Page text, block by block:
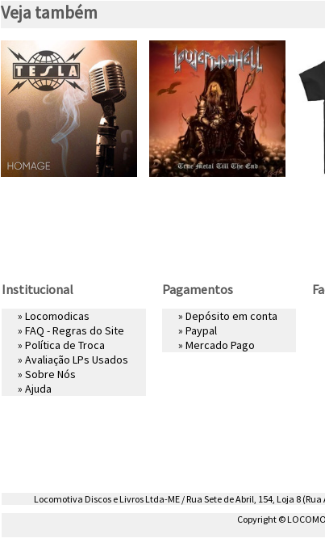
Veja também
Institucional
» Locomodicas
» FAQ - Regras do Site
» Política de Troca
» Avaliação LPs Usados
» Sobre Nós
» Ajuda
Pagamentos
» Depósito em conta
» Paypal
» Mercado Pago
Locomotiva Discos e Livros Ltda-ME / Rua Sete de Abril, 154, Loja 8
Copyright ©